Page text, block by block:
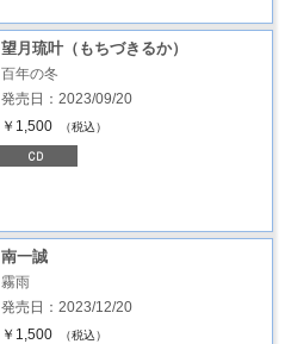
望月琉叶（もちづきるか）
百年の冬
発売日：2023/09/20
￥1,500
（税込）
南一誠
霧雨
発売日：2023/12/20
￥1,500
（税込）